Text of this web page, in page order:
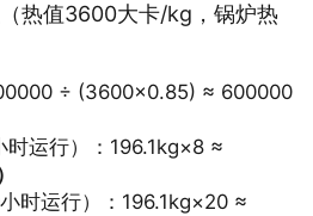
热值3600大卡/kg，锅炉热
÷ (3600×0.85) ≈ 600000
时运行）：196.1kg×8 ≈
时运行）：196.1kg×20 ≈